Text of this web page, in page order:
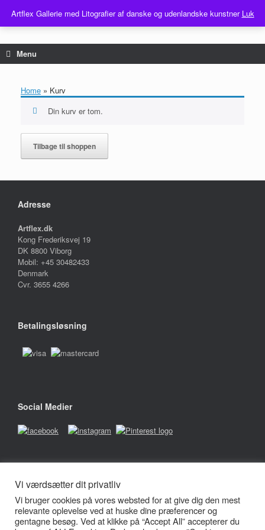
Artflex Gallerie med Litografier af danske og udenlandske kunstner Luk
til
Menu
Home » Kurv
Din kurv er tom.
Tilbage til shoppen
Adresse
Artflex.dk
Kong Frederiksvej 19
DK 8800 Viborg
Mobil: +45 30482433
Denmark
Cvr. 3655 4266
Betalingsløsning
Social Medier
Firmabetingelser
Handelsbetingelser
Cookie-Privatlivspolitik
Vi værdsætter dit privatliv
Vi bruger cookies på vores websted for at give dig den mest
relevante oplevelse ved at huske dine præferencer og
gentagne besøg. Ved at klikke på “Accept All” accepterer du